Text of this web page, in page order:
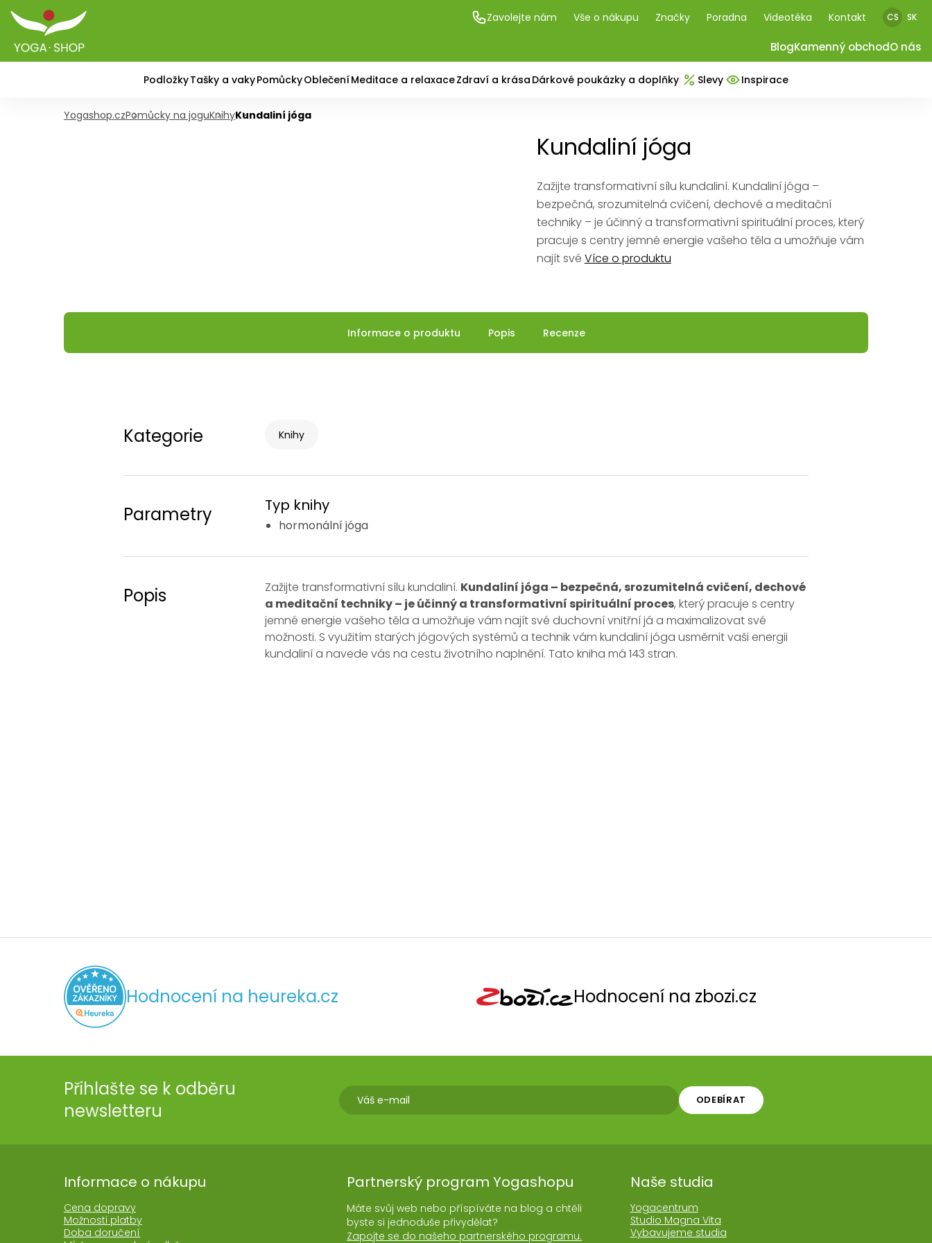
Zavolejte nám Vše o nákupu Značky Poradna Videotéka Kontakt CS SK
BlogKamenný obchodO nás
PodložkyTašky a vakyPomůckyOblečeníMeditace a relaxaceZdraví a krása Dárkové poukázky a doplňky Slevy Inspirace
Yogashop.czPomůcky na joguKnihyKundaliní jóga
Kundaliní jóga
Zažijte transformativní sílu kundaliní. Kundaliní jóga –
bezpečná, srozumitelná cvičení, dechové a meditační
techniky – je účinný a transformativní spirituální proces, který
pracuje s centry jemné energie vašeho těla a umožňuje vám
najít své Více o produktu
Informace o produktu Popis Recenze
Kategorie Knihy
Parametry Typ knihy
hormonální jóga
Popis Zažijte transformativní sílu kundaliní. Kundaliní jóga – bezpečná, srozumitelná cvičení, dechové
a meditační techniky – je účinný a transformativní spirituální proces, který pracuje s centry
jemné energie vašeho těla a umožňuje vám najít své duchovní vnitřní já a maximalizovat své
možnosti. S využitím starých jógových systémů a technik vám kundaliní jóga usměrnit vaši energii
kundaliní a navede vás na cestu životního naplnění. Tato kniha má 143 stran.
Hodnocení na heureka.cz Hodnocení na zbozi.cz
Přihlašte se k odběru
newsletteru
ODEBÍRAT
Informace o nákupu
Cena dopravy
Možnosti platby
Doba doručení
Partnerský program Yogashopu
Máte svůj web nebo příspíváte na blog a chtěli
byste si jednoduše přivydělat?
Zapojte se do našeho partnerského programu.
Naše studia
Yogacentrum
Studio Magna Vita
Vybavujeme studia